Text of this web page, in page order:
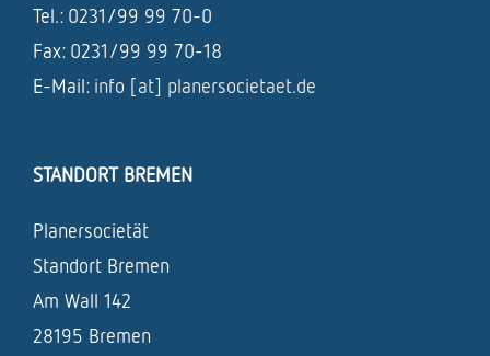
Tel.: 0231/99 99 70-0
Fax: 0231/99 99 70-18
E-Mail: info [at] planersocietaet.de
STANDORT BREMEN
Planersocietät
Standort Bremen
Am Wall 142
28195 Bremen